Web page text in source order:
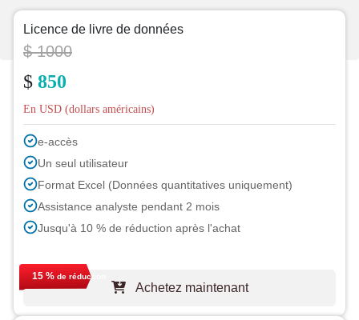
Licence de livre de données
$ 1000
$ 850
En USD (dollars américains)
e-accès
Un seul utilisateur
Format Excel (Données quantitatives uniquement)
Assistance analyste pendant 2 mois
Jusqu'à 10 % de réduction après l'achat
15 % de réduction
Achetez maintenant